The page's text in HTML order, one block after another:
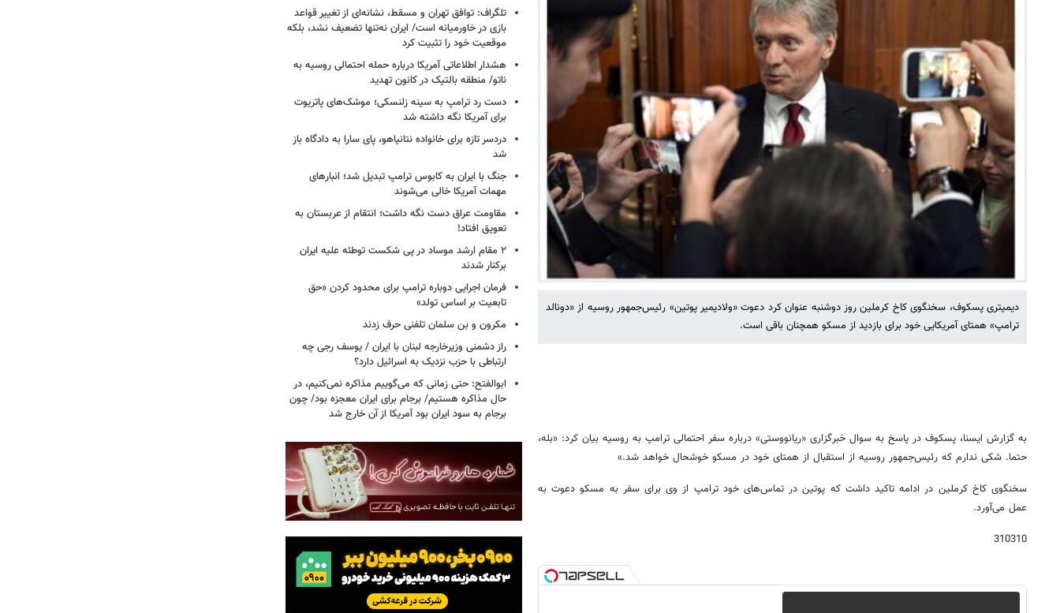
دیمیتری پسکوف، سخنگوی کاخ کرملین روز دوشنبه عنوان کرد دعوت «ولادیمیر پوتین» رئیس‌جمهور روسیه از «دونالد
ترامپ» همتای آمریکایی خود برای بازدید از مسکو همچنان باقی است.
به گزارش ایسنا، پسکوف در پاسخ به سوال خبرگزاری «ریانووستی» درباره سفر احتمالی ترامپ به روسیه بیان کرد: «بله،
حتما. شکی ندارم که رئیس‌جمهور روسیه از استقبال از همتای خود در مسکو خوشحال خواهد شد.»
سخنگوی کاخ کرملین در ادامه تاکید داشت که پوتین در تماس‌های خود ترامپ از وی برای سفر به مسکو دعوت به
عمل می‌آورد.
310310
تلگراف: توافق تهران و مسقط، نشانه‌ای از تغییر قواعد
بازی در خاورمیانه است/ ایران نه‌تنها تضعیف نشد، بلکه
موقعیت خود را تثبیت کرد
هشدار اطلاعاتی آمریکا درباره حمله احتمالی روسیه به
ناتو/ منطقه بالتیک در کانون تهدید
دست رد ترامپ به سینه زلنسکی؛ موشک‌های پاتریوت
برای آمریکا نگه داشته شد
دردسر تازه برای خانواده نتانیاهو، پای سارا به دادگاه باز
شد
جنگ با ایران به کابوس ترامپ تبدیل شد؛ انبارهای
مهمات آمریکا خالی می‌شوند
مقاومت عراق دست نگه داشت؛ انتقام از عربستان به
تعویق افتاد!
۲ مقام‌ ارشد موساد در پی شکست توطئه علیه ایران
برکنار شدند
فرمان اجرایی دوباره ترامپ برای محدود کردن «حق
تابعیت بر اساس تولد»
مکرون و بن سلمان تلفنی حرف زدند
راز دشمنی وزیرخارجه لبنان با ایران / یوسف رجی چه
ارتباطی با حزب نزدیک به اسرائیل دارد؟
ابوالفتح: حتی زمانی که می‌گوییم مذاکره نمی‌کنیم، در
حال مذاکره هستیم/ برجام برای ایران معجزه بود/ چون
برجام به سود ایران بود آمریکا از آن خارج شد